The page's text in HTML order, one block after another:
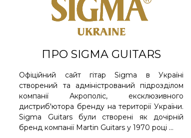
ПРО SIGMA GUITARS
Офіційний сайт гітар Sigma в Україні
створений та адміністрований підрозділом
компанії Акрополіс, ексклюзивного
дистриб'ютора бренду на території України.
Sigma Guitars були створені як дочірній
бренд компанії Martin Guitars у 1970 році ...